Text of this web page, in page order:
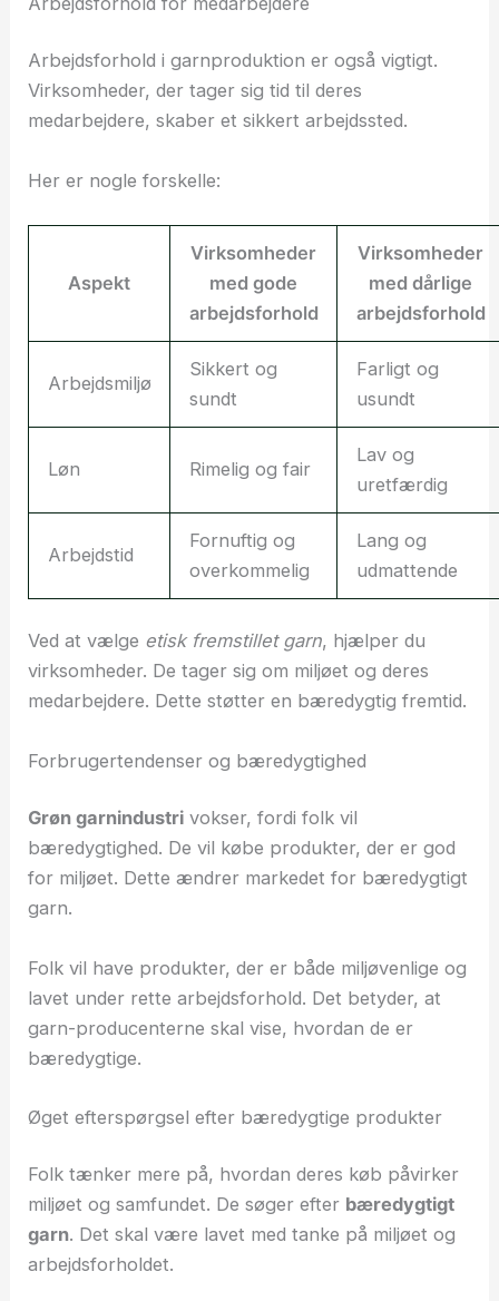
Arbejdsforhold i garnproduktion er også vigtigt.
Virksomheder, der tager sig tid til deres
medarbejdere, skaber et sikkert arbejdssted.
Her er nogle forskelle:
Aspekt
Virksomheder
med gode
arbejdsforhold
Virksomheder
med dårlige
arbejdsforhold
Arbejdsmiljø
Sikkert og
sundt
Farligt og
usundt
Løn Rimelig og fair
Lav og
uretfærdig
Arbejdstid
Fornuftig og
overkommelig
Lang og
udmattende
Ved at vælge etisk fremstillet garn, hjælper du
virksomheder. De tager sig om miljøet og deres
medarbejdere. Dette støtter en bæredygtig fremtid.
Forbrugertendenser og bæredygtighed
Grøn garnindustri vokser, fordi folk vil
bæredygtighed. De vil købe produkter, der er god
for miljøet. Dette ændrer markedet for bæredygtigt
garn.
Folk vil have produkter, der er både miljøvenlige og
lavet under rette arbejdsforhold. Det betyder, at
garn-producenterne skal vise, hvordan de er
bæredygtige.
Øget efterspørgsel efter bæredygtige produkter
Folk tænker mere på, hvordan deres køb påvirker
miljøet og samfundet. De søger efter bæredygtigt
garn. Det skal være lavet med tanke på miljøet og
arbejdsforholdet.